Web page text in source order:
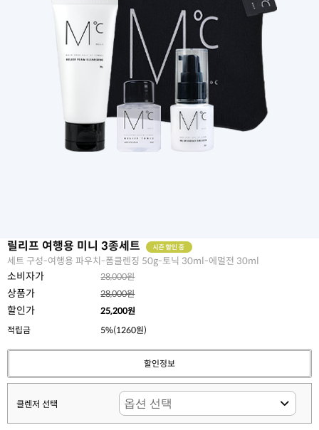
릴리프 여행용 미니 3종세트
세트 구성-여행용 파우치-폼클렌징 50g-토닉 30ml-에멀전 30ml
소비자가 28,000원
상품가 28,000원
할인가 25,200원
적립금
5%(1260원)
할인정보
클렌저 선택